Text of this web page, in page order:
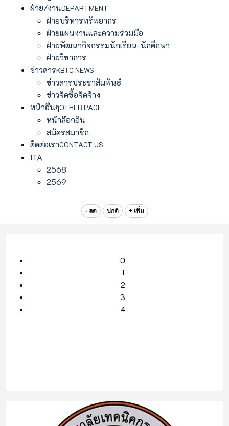
ฝ่าย/งานDEPARTMENT
ฝ่ายบริหารทรัพยากร
ฝ่ายแผนงานและความร่วมมือ
ฝ่ายพัฒนากิจกรรมนักเรียน-นักศึกษา
ฝ่ายวิชาการ
ข่าวสารKBTC NEWS
ข่าวสารประชาสัมพันธ์
ข่าวจัดซื้อจัดจ้าง
หน้าอื่นๆOTHER PAGE
หน้าล๊อกอิน
สมัครสมาชิก
ติดต่อเราCONTACT US
ITA
2568
2569
- ลด ปกติ + เพิ่ม
0
1
2
3
4